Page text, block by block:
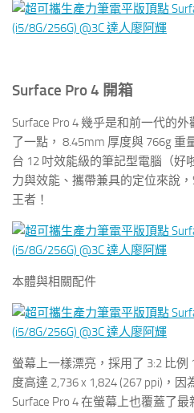
Surface Pro 4 開箱
Surface Pro 4 幾乎是和前一代的
了一點， 8.45mm 厚度與 766g 重
台 12 吋效能級的筆記型電腦（好
力與效能、攜帶兼具的定位來說
王者！
本體與相關配件
螢幕上一樣漂亮，採用了 3:2 比例
度高達 2,736 x 1,824 (267 ppi)，
Surface Pro 4 在螢幕上也覆蓋了